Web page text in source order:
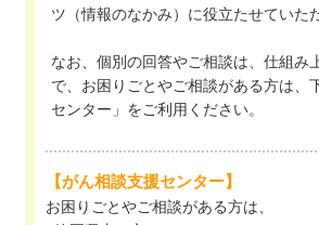
ツ（情報のなかみ）に役立たせていた
なお、個別の回答やご相談は、仕組み
で、お困りごとやご相談がある方は、
センター」をご利用ください。
【がん相談支援センター】
お困りごとやご相談がある方は、